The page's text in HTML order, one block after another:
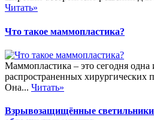
Читать»
Что такое маммопластика?
Маммопластика – это сегодня одна
распространенных хирургических
Она... Читать»
Взрывозащищённые